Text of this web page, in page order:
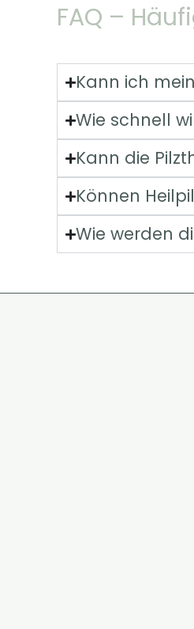
FAQ –
Kann ich
Wie schnell
Kann die
Können
Wie werden